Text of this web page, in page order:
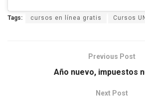
Tags: cursos en línea gratis Cursos
Previous Post
Año nuevo, impuestos
Next Post